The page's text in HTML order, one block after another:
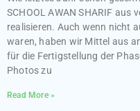
SCHOOL AWAN SHARIF aus
realisieren. Auch wenn nicht
waren, haben wir Mittel aus
für die Fertigstellung der
Photos zu
Read More »